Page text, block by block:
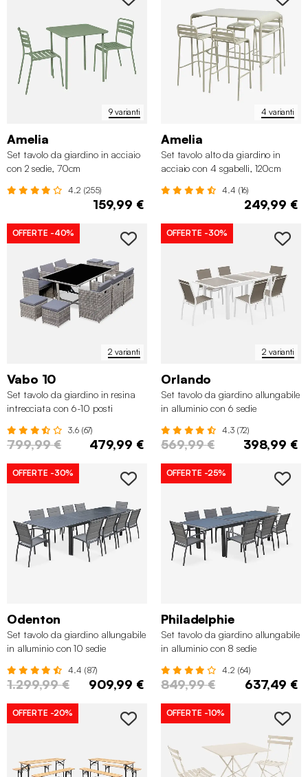
9 varianti
Amelia
Set tavolo da giardino in acciaio
con 2 sedie, 70cm
4.2 (255)
159,99 €
4 varianti
Amelia
Set tavolo alto da giardino in
acciaio con 4 sgabelli, 120cm
4.4 (16)
249,99 €
2 varianti
OFFERTE -40%
Vabo 10
Set tavolo da giardino in resina
intrecciata con 6-10 posti
3.6 (67)
799,99 € 479,99 €
2 varianti
OFFERTE -30%
Orlando
Set tavolo da giardino allungabile
in alluminio con 6 sedie
4.3 (72)
569,99 € 398,99 €
OFFERTE -30%
Odenton
Set tavolo da giardino allungabile
in alluminio con 10 sedie
4.4 (87)
1.299,99 € 909,99 €
OFFERTE -25%
Philadelphie
Set tavolo da giardino allungabile
in alluminio con 8 sedie
4.2 (64)
849,99 € 637,49 €
OFFERTE -20% OFFERTE -10%
✖